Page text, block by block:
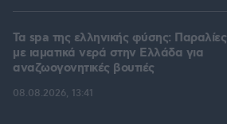
Τα spa της ελληνικής φύσης: Παραλίες
με ιαματικά νερά στην Ελλάδα για
αναζωογονητικές βουτιές
08.08.2026, 13:41